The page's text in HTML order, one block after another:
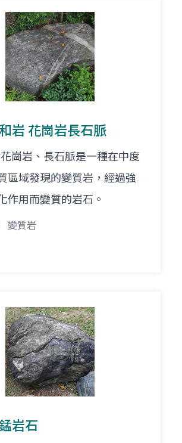
岩 花崗岩長石脈
崗岩、長石脈是一種在中度
區域發現的變質岩，經過強
作用而變質的岩石。
變質岩
岩石